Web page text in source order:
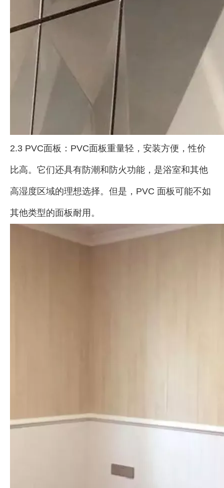
2.3 PVC面板：PVC面板重量轻，安装方便，性价
比高。它们还具有防潮和防火功能，是浴室和其他
高湿度区域的理想选择。但是，PVC 面板可能不如
其他类型的面板耐用。